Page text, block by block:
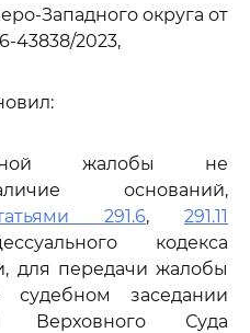
Западного округа от
43838/2023,
жалобы не
оснований,
291.6, 291.11
кодекса
для передачи жалобы
заседании
Верховного Суда